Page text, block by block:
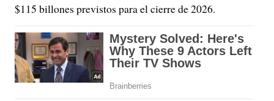
$115 billones previstos para el cierre de 2026.